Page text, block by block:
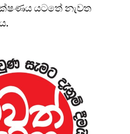
යටතේ නැවත